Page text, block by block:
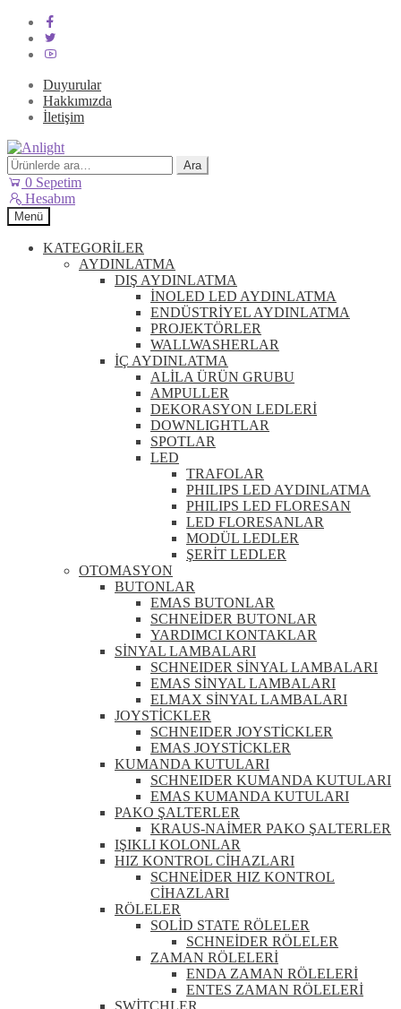
Duyurular
Hakkımızda
İletişim
Dolaşıma
geç
İçeriğe
geç
Ara: Ara
0 Sepetim
Hesabım
Menü
KATEGORİLER
AYDINLATMA
DIŞ AYDINLATMA
İNOLED LED AYDINLATMA
ENDÜSTRİYEL AYDINLATMA
PROJEKTÖRLER
WALLWASHERLAR
İÇ AYDINLATMA
ALİLA ÜRÜN GRUBU
AMPULLER
DEKORASYON LEDLERİ
DOWNLIGHTLAR
SPOTLAR
LED
TRAFOLAR
PHILIPS LED AYDINLATMA
PHILIPS LED FLORESAN
LED FLORESANLAR
MODÜL LEDLER
ŞERİT LEDLER
OTOMASYON
BUTONLAR
EMAS BUTONLAR
SCHNEİDER BUTONLAR
YARDIMCI KONTAKLAR
SİNYAL LAMBALARI
SCHNEIDER SİNYAL LAMBALARI
EMAS SİNYAL LAMBALARI
ELMAX SİNYAL LAMBALARI
JOYSTİCKLER
SCHNEIDER JOYSTİCKLER
EMAS JOYSTİCKLER
KUMANDA KUTULARI
SCHNEIDER KUMANDA KUTULARI
EMAS KUMANDA KUTULARI
PAKO ŞALTERLER
KRAUS-NAİMER PAKO ŞALTERLER
IŞIKLI KOLONLAR
HIZ KONTROL CİHAZLARI
SCHNEİDER HIZ KONTROL
CİHAZLARI
RÖLELER
SOLİD STATE RÖLELER
SCHNEİDER RÖLELER
ZAMAN RÖLELERİ
ENDA ZAMAN RÖLELERİ
ENTES ZAMAN RÖLELERİ
SWİTCHLER